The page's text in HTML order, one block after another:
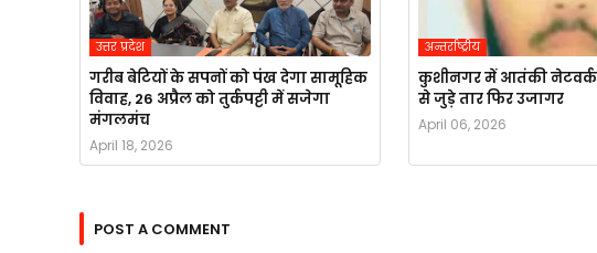
उत्तर प्रदेश
गरीब बेटियों के सपनों को पंख देगा सामूहिक
विवाह, 26 अप्रैल को तुर्कपट्टी में सजेगा
मंगलमंच
April 18, 2026
अन्तर्राष्ट्रीय
कुशीनगर में आतंकी नेटवर्क
से जुड़े तार फिर उजागर
April 06, 2026
POST A COMMENT